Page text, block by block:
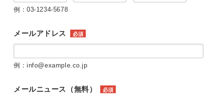
例：03-1234-5678
メールアドレス 必須
例：info@example.co.jp
メールニュース（無料） 必須